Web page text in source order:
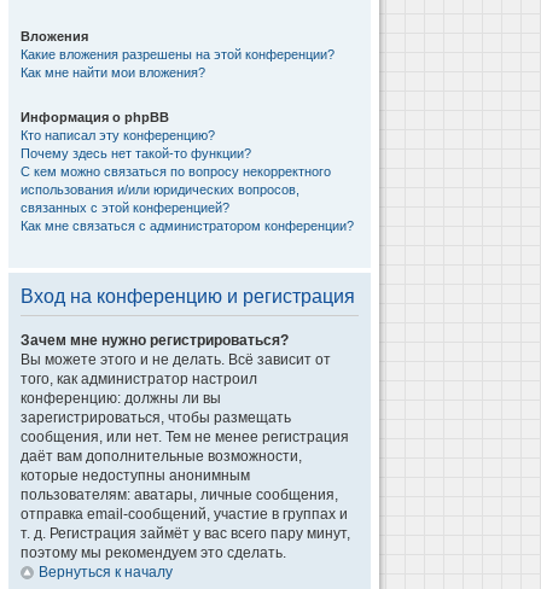
Вложения
Какие вложения разрешены на этой конференции?
Как мне найти мои вложения?
Информация о phpBB
Кто написал эту конференцию?
Почему здесь нет такой-то функции?
С кем можно связаться по вопросу некорректного
использования и/или юридических вопросов,
связанных с этой конференцией?
Как мне связаться с администратором конференции?
Вход на конференцию и регистрация
Зачем мне нужно регистрироваться?
Вы можете этого и не делать. Всё зависит от
того, как администратор настроил
конференцию: должны ли вы
зарегистрироваться, чтобы размещать
сообщения, или нет. Тем не менее регистрация
даёт вам дополнительные возможности,
которые недоступны анонимным
пользователям: аватары, личные сообщения,
отправка email-сообщений, участие в группах и
т. д. Регистрация займёт у вас всего пару минут,
поэтому мы рекомендуем это сделать.
Вернуться к началу